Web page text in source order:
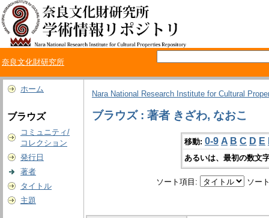
奈良文化財研究所
ホーム
ブラウズ
コミュニティ/
コレクション
発行日
著者
タイトル
主題
Nara National Research Institute for Cultural
ブラウズ : 著者 きざわ, なおこ
移動: 0-9 A B C D E
あるいは、最初の数文
ソート項目: ソー